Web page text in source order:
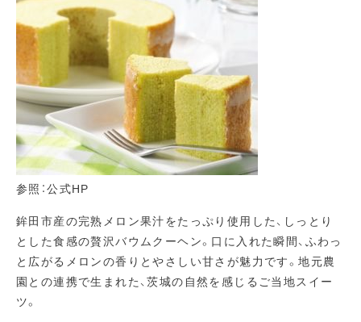
参照：公式HP
鉾田市産の完熟メロン果汁をたっぷり使用した、しっとり
とした食感の贅沢バウムクーヘン。口に入れた瞬間、ふわっ
と広がるメロンの香りとやさしい甘さが魅力です。地元農
園との連携で生まれた、茨城の自然を感じるご当地スイー
ツ。